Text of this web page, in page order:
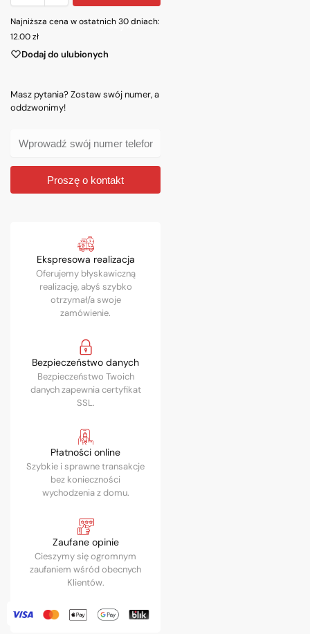
koszyka
Najniższa cena w ostatnich 30 dniach:
12.00zł
Dodaj do ulubionych
Masz pytania? Zostaw swój numer, a
oddzwonimy!
Proszę o kontakt
Ekspresowa realizacja
Oferujemy błyskawiczną
realizację, abyś szybko
otrzymał/a swoje
zamówienie.
Bezpieczeństwo danych
Bezpieczeństwo Twoich
danych zapewnia certyfikat
SSL.
Płatności online
Szybkie i sprawne transakcje
bez konieczności
wychodzenia z domu.
Zaufane opinie
Cieszymy się ogromnym
zaufaniem wśród obecnych
Klientów.